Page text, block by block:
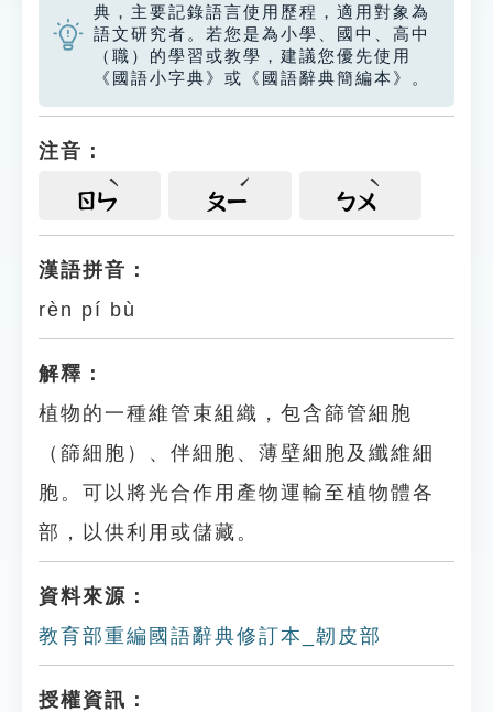
遊戲專區
教學應用
貓頭鷹博士
典，主要記錄語言使用歷程，適用對象為
語文研究者。若您是為小學、國中、高中
（職）的學習或教學，建議您優先使用
《國語小字典》或《國語辭典簡編本》。
注音：
ㄖㄣ ㄆㄧ ㄅㄨ
漢語拼音：
rèn pí bù
解釋：
植物的一種維管束組織，包含篩管細胞
（篩細胞）、伴細胞、薄壁細胞及纖維細
胞。可以將光合作用產物運輸至植物體各
部，以供利用或儲藏。
資料來源：
教育部重編國語辭典修訂本_韌皮部
授權資訊：